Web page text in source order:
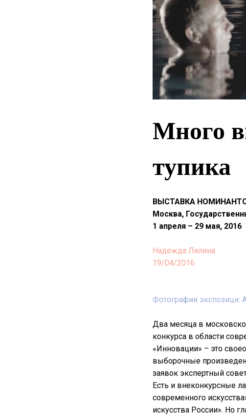
Много
тупика
ВЫСТАВКА
Москва,
1 апреля – 29 мая, 2016
Надежда Лялина
19/04/2016
Фотографии экспозици:
Два месяца в
конкурса в области
«Инновации» – это
выборочные
заявок экспертный
Есть и внеконкурсные
современного
искусства России». Но